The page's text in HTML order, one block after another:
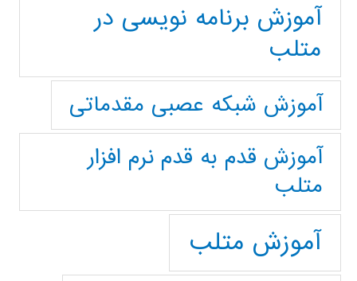
آموزش برنامه نویسی در
متلب
آموزش شبکه عصبی مقدماتی
آموزش قدم به قدم نرم افزار
متلب
آموزش متلب